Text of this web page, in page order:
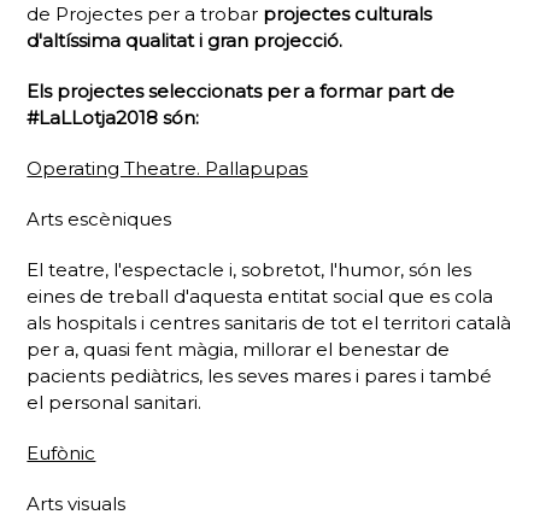
de Projectes per a trobar projectes culturals
d'altíssima qualitat i gran projecció.
Els projectes seleccionats per a formar part de
#LaLLotja2018 són:
Operating Theatre. Pallapupas
Arts escèniques
El teatre, l'espectacle i, sobretot, l'humor, són les
eines de treball d'aquesta entitat social que es cola
als hospitals i centres sanitaris de tot el territori català
per a, quasi fent màgia, millorar el benestar de
pacients pediàtrics, les seves mares i pares i també
el personal sanitari.
Eufònic
Arts visuals